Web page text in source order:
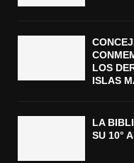
LOS
ISLAS
LA
SU 10°